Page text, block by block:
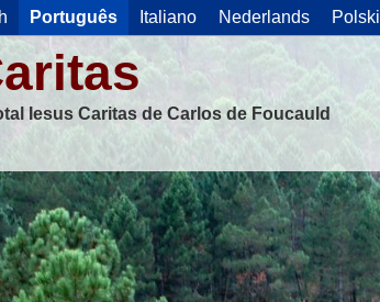
Português Italiano Nederlands Polski
Iesus Caritas de Carlos de Foucauld